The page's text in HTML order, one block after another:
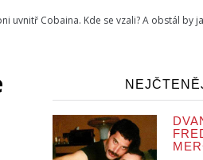
uvnitř Cobaina. Kde se vzali? A obstál by